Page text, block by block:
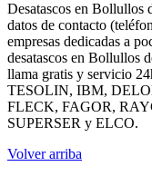
Desatascos en Bollullos
datos de contacto
empresas dedicadas a
desatascos en Bollullos
llama gratis y servicio
TESOLIN, IBM,
FLECK, FAGOR,
SUPERSER y ELCO.
Volver arriba